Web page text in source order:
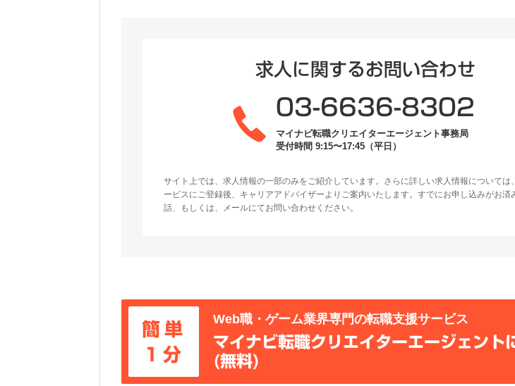
求人に関するお問い合わせ
03-6636-8302
マイナビ転職クリエイターエージェント事務局
受付時間 9:15〜17:45（平日）
サイト上では、求人情報の一部のみをご紹介しています。さらに詳しい求人情報については
ービスにご登録後、キャリアアドバイザーよりご案内いたします。すでにお申し込みがお済
話、もしくは、メールにてお問い合わせください。
簡単
1分
Web職・ゲーム業界専門の転職支援サービス
マイナビ転職クリエイターエージェント
(無料)